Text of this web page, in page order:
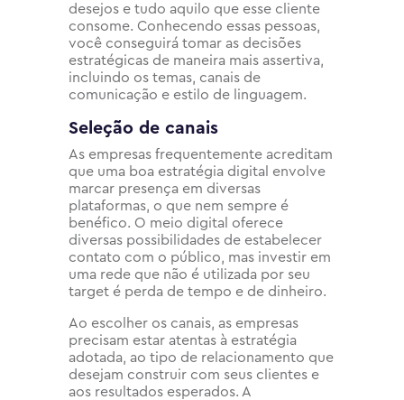
desejos e tudo aquilo que esse cliente
consome. Conhecendo essas pessoas,
você conseguirá tomar as decisões
estratégicas de maneira mais assertiva,
incluindo os temas, canais de
comunicação e estilo de linguagem.
Seleção de canais
As empresas frequentemente acreditam
que uma boa estratégia digital envolve
marcar presença em diversas
plataformas, o que nem sempre é
benéfico. O meio digital oferece
diversas possibilidades de estabelecer
contato com o público, mas investir em
uma rede que não é utilizada por seu
target é perda de tempo e de dinheiro.
Ao escolher os canais, as empresas
precisam estar atentas à estratégia
adotada, ao tipo de relacionamento que
desejam construir com seus clientes e
aos resultados esperados. A